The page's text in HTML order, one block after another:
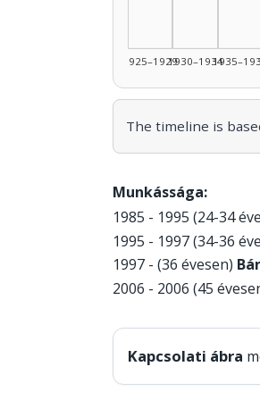
1925–19291930–1934
The timeline is
Munkássága:
1985 - 1995 (24-34
1995 - 1997 (34-36
1997 - (36 évesen)
2006 - 2006 (45
Kapcsolati ábra